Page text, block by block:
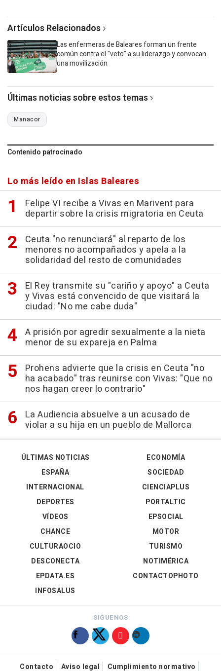
Artículos Relacionados
Las enfermeras de Baleares forman un frente
común contra el "veto" a su liderazgo y convocan
una movilización
Últimas noticias sobre estos temas
Manacor
Contenido patrocinado
Lo más leído en Islas Baleares
Felipe VI recibe a Vivas en Marivent para
departir sobre la crisis migratoria en Ceuta
Ceuta "no renunciará" al reparto de los
menores no acompañados y apela a la
solidaridad del resto de comunidades
El Rey transmite su "cariño y apoyo" a Ceuta
y Vivas está convencido de que visitará la
ciudad: "No me cabe duda"
A prisión por agredir sexualmente a la nieta
menor de su expareja en Palma
Prohens advierte que la crisis en Ceuta "no
ha acabado" tras reunirse con Vivas: "Que no
nos hagan creer lo contrario"
La Audiencia absuelve a un acusado de
violar a su hija en un pueblo de Mallorca
ÚLTIMAS NOTICIAS
ESPAÑA
INTERNACIONAL
DEPORTES
VÍDEOS
ECONOMÍA
SOCIEDAD
CIENCIAPLUS
PORTALTIC
EPSOCIAL
CHANCE
CULTURAOCIO
DESCONECTA
EPDATA.ES
INFOSALUS
MOTOR
TURISMO
NOTIMÉRICA
CONTACTOPHOTO
SÍGUENOS
Contacto Aviso legal Cumplimiento normativo